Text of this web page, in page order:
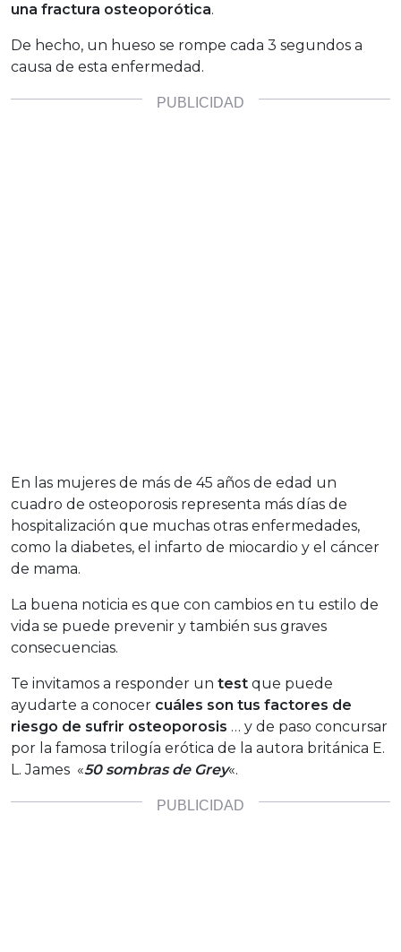
una fractura osteoporótica.
De hecho, un hueso se rompe cada 3 segundos a
causa de esta enfermedad.
En las mujeres de más de 45 años de edad un
cuadro de osteoporosis representa más días de
hospitalización que muchas otras enfermedades,
como la diabetes, el infarto de miocardio y el cáncer
de mama.
La buena noticia es que con cambios en tu estilo de
vida se puede prevenir y también sus graves
consecuencias.
Te invitamos a responder un test que puede
ayudarte a conocer cuáles son tus factores de
riesgo de sufrir osteoporosis … y de paso concursar
por la famosa trilogía erótica de la autora británica E.
L. James «50 sombras de Grey«.